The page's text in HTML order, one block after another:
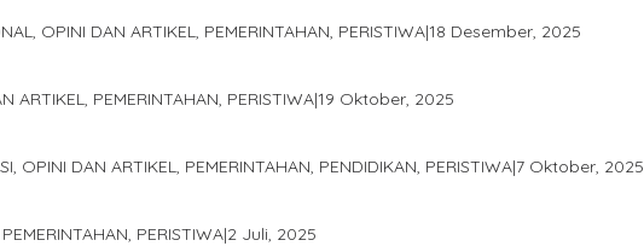
OPINI DAN ARTIKEL, PEMERINTAHAN, PERISTIWA|18 Desember, 2025
ARTIKEL, PEMERINTAHAN, PERISTIWA|19 Oktober, 2025
OPINI DAN ARTIKEL, PEMERINTAHAN, PENDIDIKAN, PERISTIWA|7 Oktober, 2025
PERISTIWA|2 Juli, 2025